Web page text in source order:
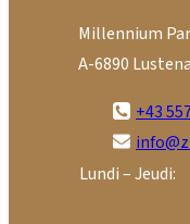
Millennium
A-6890
+43
Lundi – Jeudi: